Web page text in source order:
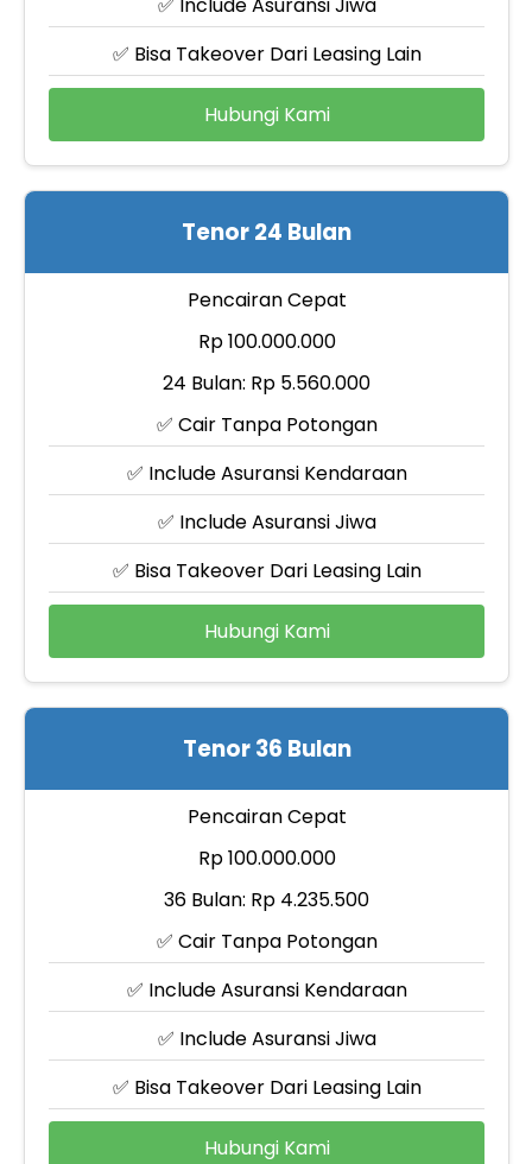
✅ Include Asuransi Jiwa
✅ Bisa Takeover Dari Leasing Lain
Hubungi Kami
Tenor 24 Bulan
Pencairan Cepat
Rp 100.000.000
24 Bulan: Rp 5.560.000
✅ Cair Tanpa Potongan
✅ Include Asuransi Kendaraan
✅ Include Asuransi Jiwa
✅ Bisa Takeover Dari Leasing Lain
Hubungi Kami
Tenor 36 Bulan
Pencairan Cepat
Rp 100.000.000
36 Bulan: Rp 4.235.500
✅ Cair Tanpa Potongan
✅ Include Asuransi Kendaraan
✅ Include Asuransi Jiwa
✅ Bisa Takeover Dari Leasing Lain
Hubungi Kami